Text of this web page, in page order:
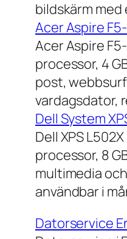
bildskärm
Acer Aspire
Acer Aspire
processor, 4
post,
vardagsdator,
Dell System
Dell XPS
processor, 8
multimedia
användbar i
Datorservice